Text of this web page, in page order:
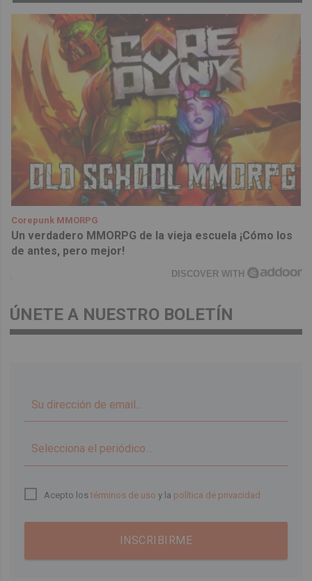
Corepunk MMORPG
Un verdadero MMORPG de la vieja escuela ¡Cómo los
de antes, pero mejor!
DISCOVER WITH
ÚNETE A NUESTRO BOLETÍN
Acepto lostérminos de uso y la política de privacidad
INSCRIBIRME